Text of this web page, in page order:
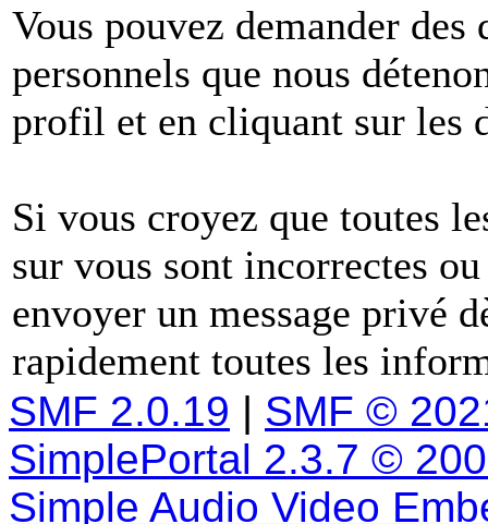
Vous pouvez demander
personnels que nous
profil et en cliquant sur les
Si vous croyez que toutes
sur vous sont incorrectes
envoyer un message privé
rapidement toutes les
SMF 2.0.19 | SMF ©
SimplePortal 2.3.7 ©
Simple Audio Video